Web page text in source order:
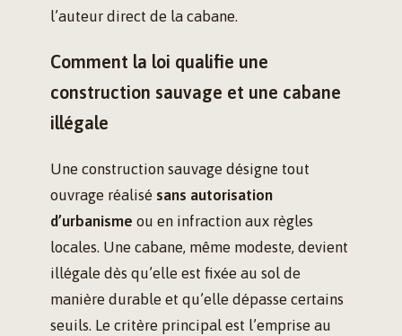
l’auteur direct de la cabane.
Comment la loi qualifie une
construction sauvage et une cabane
illégale
Une construction sauvage désigne tout
ouvrage réalisé sans autorisation
d’urbanisme ou en infraction aux règles
locales. Une cabane, même modeste, devient
illégale dès qu’elle est fixée au sol de
manière durable et qu’elle dépasse certains
seuils. Le critère principal est l’emprise au